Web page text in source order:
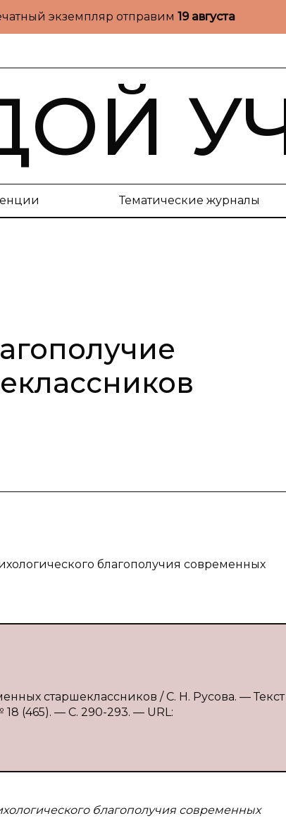
экземпляр отправим 19 августа
Тематические журналы
благополучия современных
старшеклассников / С. Н. Русова. — Текст
(465). — С. 290-293. — URL:
благополучия современных